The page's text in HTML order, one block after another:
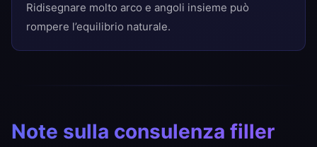
Ridisegnare molto arco e angoli insieme può
rompere l’equilibrio naturale.
Note sulla consulenza filler